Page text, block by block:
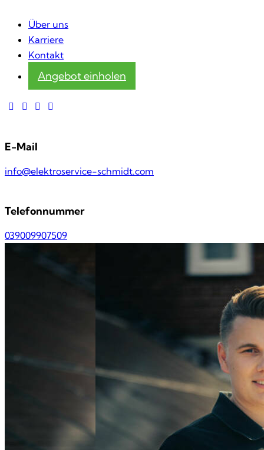
Über uns
Karriere
Kontakt
Angebot einholen
E-Mail
info@elektroservice-schmidt.com
Telefonnummer
039009907509